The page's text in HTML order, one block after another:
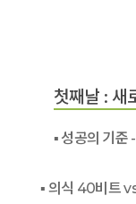
첫째날 : 새
▪ 성공의 기준
▪ 의식 40비트